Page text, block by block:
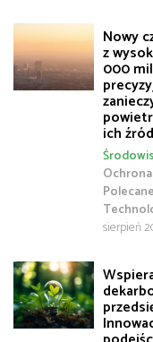
Nowy
z
000 mil
ich
sierpień